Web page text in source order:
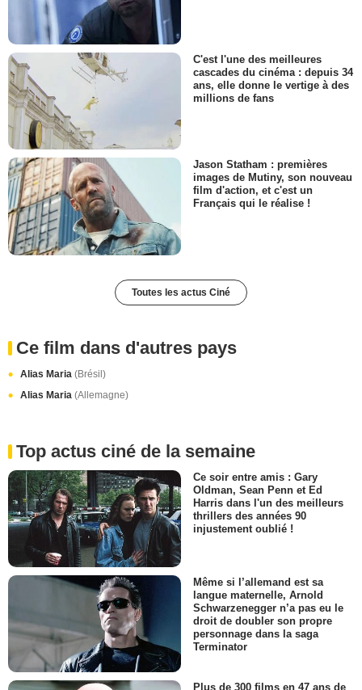
C'est l'une des meilleures
cascades du cinéma : depuis 34
ans, elle donne le vertige à des
millions de fans
Jason Statham : premières
images de Mutiny, son nouveau
film d'action, et c'est un
Français qui le réalise !
Toutes les actus Ciné
Ce film dans d'autres pays
Alias Maria (Brésil)
Alias Maria (Allemagne)
Top actus ciné de la semaine
Ce soir entre amis : Gary
Oldman, Sean Penn et Ed
Harris dans l'un des meilleurs
thrillers des années 90
injustement oublié !
Même si l’allemand est sa
langue maternelle, Arnold
Schwarzenegger n’a pas eu le
droit de doubler son propre
personnage dans la saga
Terminator
Plus de 300 films en 47 ans de